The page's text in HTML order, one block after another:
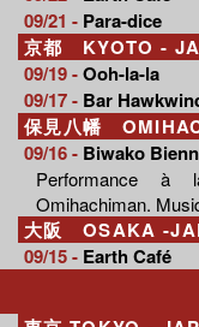
09/21 - Para-dice
京都 KYOTO -
09/19 -Ooh-la-la
09/17 - Bar
保見八幡
09/16 - Biwako
Performance à
Omihachiman.
大阪 OSAKA -
09/15 - Earth Café